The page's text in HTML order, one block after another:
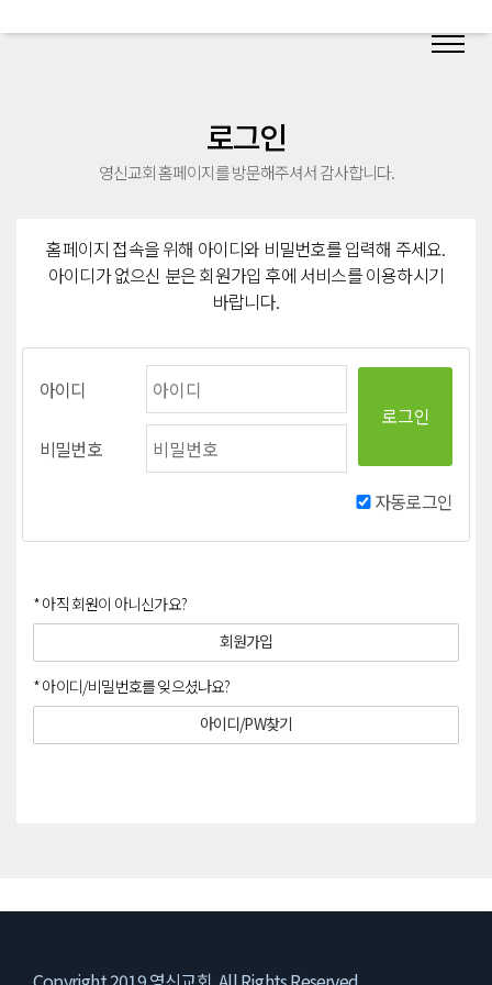
로그인
영신교회 홈페이지를 방문해주셔서 감사합니다.
홈페이지 접속을 위해 아이디와 비밀번호를 입력해 주세요.
아이디가 없으신 분은 회원가입 후에 서비스를 이용하시기
바랍니다.
아이디
비밀번호
자동로그인
* 아직 회원이 아니신가요?
회원가입
* 아이디/비밀번호를 잊으셨나요?
아이디/PW찾기